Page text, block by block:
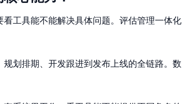
工具能不能解决具体问题。评估管理一体化
划排期、开发跟进到发布上线的全链路。数